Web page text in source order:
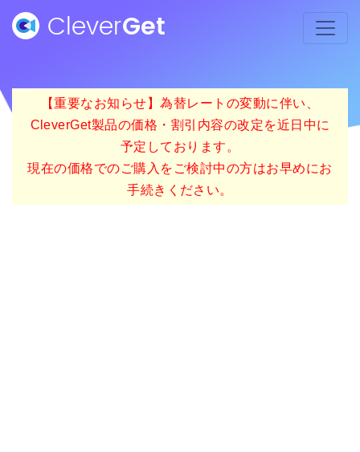
CleverGet
【重要なお知らせ】為替レートの変動に伴い、
CleverGet製品の価格・割引内容の改定を近日中に
予定しております。
現在の価格でのご購入をご検討中の方はお早めにお
手続きください。